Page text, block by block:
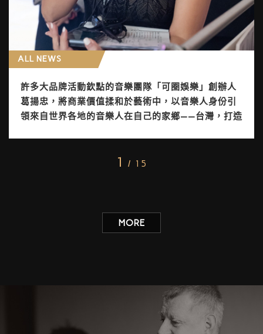
ALL NEWS
許多大品牌活動欽點的音樂團隊「可圈娛樂」創辦人
葛揚忠，將商業價值揉和於藝術中，以音樂人身份引
領來自世界各地的音樂人在自己的家鄉——台灣，打造
1 / 15
MORE